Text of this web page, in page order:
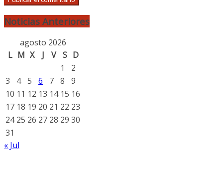
Noticias Anteriores
agosto 2026
L M X J V S D
1
2
3
4 5 6 7 8
9
10 11 12 13 14 15 16
17 18 19 20 21 22 23
24 25 26 27 28 29 30
31
« Jul